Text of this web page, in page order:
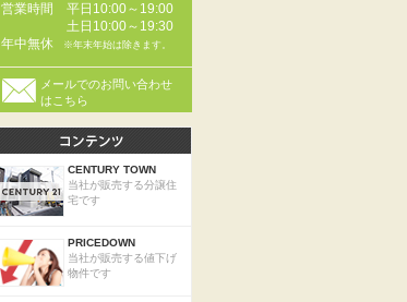
営業時間
平日10:00～19:00
土日10:00～19:30
年中無休
※年末年始は除きます。
メールでのお問い合わせ
はこちら
CENTURY TOWN
当社が販売する分譲住
宅です
PRICEDOWN
当社が販売する値下げ
物件です